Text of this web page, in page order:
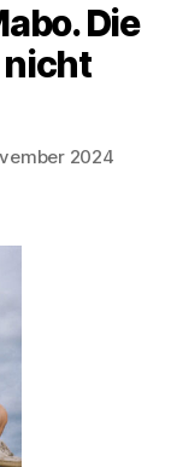
Die
nicht
2024